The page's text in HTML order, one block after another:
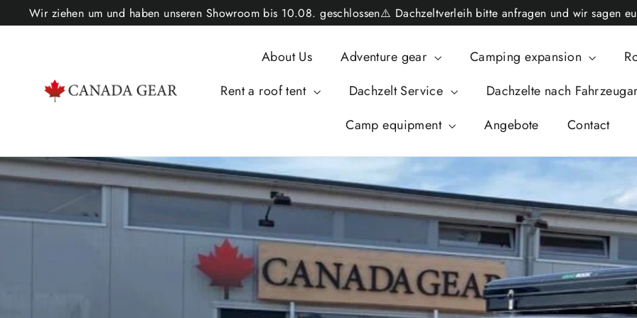
to
Wir ziehen um und haben unseren Showroom bis 10.08. geschlossen⚠️ Dachzeltverleih bitte anfragen und wir
About Us Adventure gear Camping expansion
Rent a roof tent
Dachzelt Service Dachzelte nach
Camp equipment
Angebote Contact